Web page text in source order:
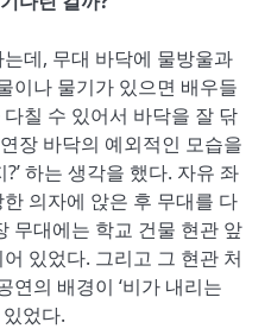
데, 무대 바닥에 물방울과
이나 물기가 있으면 배우들
칠 수 있어서 바닥을 잘 닦
장 바닥의 예외적인 모습을
하는 생각을 했다. 자유 좌
의자에 앉은 후 무대를 다
무대에는 학교 건물 현관 앞
있었다. 그리고 그 현관 처
연의 배경이 ‘비가 내리는
었다.